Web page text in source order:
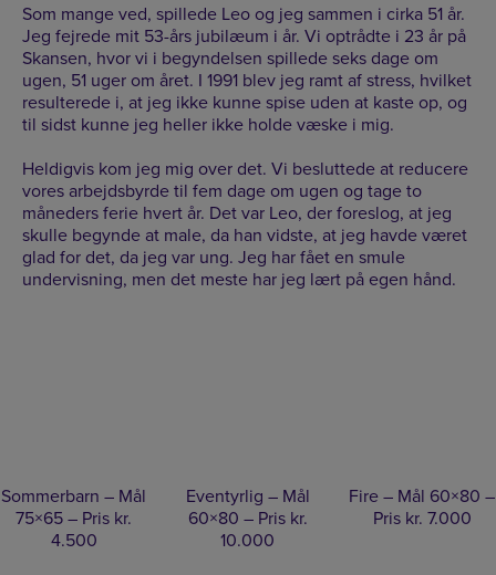
Som mange ved, spillede Leo og jeg sammen i cirka 51 år.
Jeg fejrede mit 53-års jubilæum i år. Vi optrådte i 23 år på
Skansen, hvor vi i begyndelsen spillede seks dage om
ugen, 51 uger om året. I 1991 blev jeg ramt af stress, hvilket
resulterede i, at jeg ikke kunne spise uden at kaste op, og
til sidst kunne jeg heller ikke holde væske i mig.
Heldigvis kom jeg mig over det. Vi besluttede at reducere
vores arbejdsbyrde til fem dage om ugen og tage to
måneders ferie hvert år. Det var Leo, der foreslog, at jeg
skulle begynde at male, da han vidste, at jeg havde været
glad for det, da jeg var ung. Jeg har fået en smule
undervisning, men det meste har jeg lært på egen hånd.
Sommerbarn – Mål
75×65 – Pris kr.
4.500
Eventyrlig – Mål
60×80 – Pris kr.
10.000
Fire – Mål 60×80 –
Pris kr. 7.000